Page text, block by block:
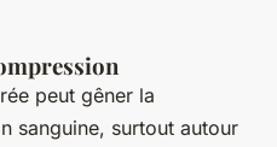
peut gêner la
sanguine, surtout autour